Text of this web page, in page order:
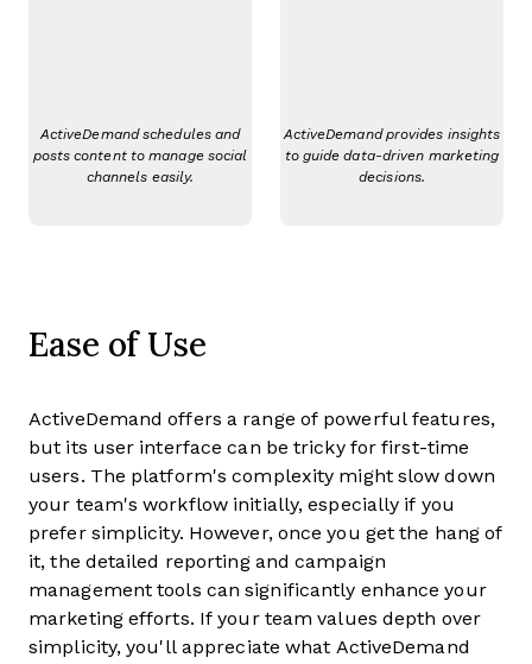
ActiveDemand schedules and
posts content to manage social
channels easily.
ActiveDemand provides insights
to guide data-driven marketing
decisions.
Ease of Use
ActiveDemand offers a range of powerful features,
but its user interface can be tricky for first-time
users. The platform's complexity might slow down
your team's workflow initially, especially if you
prefer simplicity. However, once you get the hang of
it, the detailed reporting and campaign
management tools can significantly enhance your
marketing efforts. If your team values depth over
simplicity, you'll appreciate what ActiveDemand